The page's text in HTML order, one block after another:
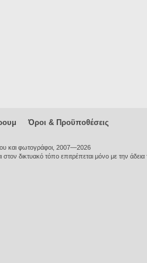
Όροι & Προϋποθέσεις
και φωτογράφοι, 2007—2026
δικτυακό τόπο επιτρέπεται μόνο με την άδεια